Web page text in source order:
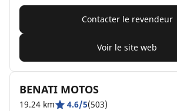
Contacter le revendeur
Voir le site web
BENATI MOTOS
19.24 km 4.6/5(503)